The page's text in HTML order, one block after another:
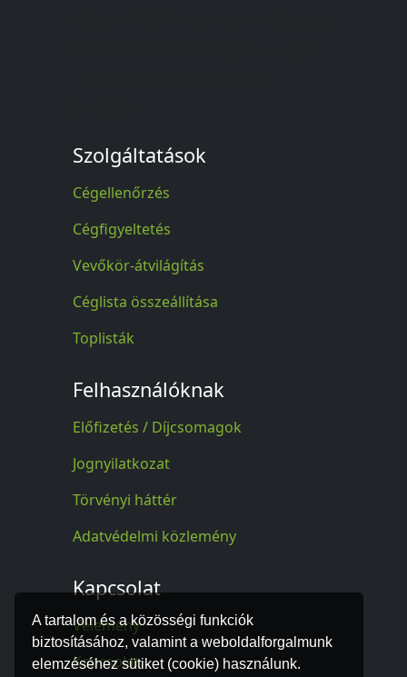
A tartalom és a közösségi funkciók
biztosításához, valamint a weboldalforgalmunk
elemzéséhez sütiket (cookie) használunk.
Szolgáltatások
Cégellenőrzés
Cégfigyeltetés
Vevőkör-átvilágítás
Céglista összeállítása
Toplisták
Felhasználóknak
Előfizetés / Díjcsomagok
Jognyilatkozat
Törvényi háttér
Adatvédelmi közlemény
Kapcsolat
Vélemény
Kapcsolat